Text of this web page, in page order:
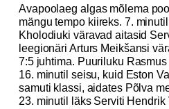
Avapoolaeg algas mõlema
mängu tempo kiireks. 7.
Kholodiuki väravad aitasid
leegionäri Arturs Meikšansi
7:5 juhtima. Puuriluku
16. minutil seisu, kuid Eston
samuti klassi, aidates Põlva
23. minutil läks Serviti